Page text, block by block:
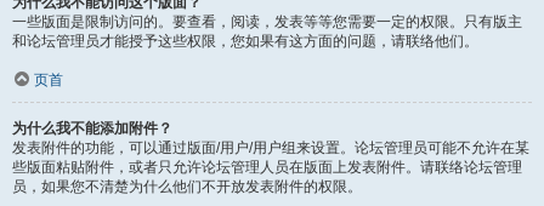
一些版面是限制访问的。要查看，阅读，发表等等您需要一定的权限。只有版主
和论坛管理员才能授予这些权限，您如果有这方面的问题，请联络他们。
页首
为什么我不能添加附件？
发表附件的功能，可以通过版面/用户/用户组来设置。论坛管理员可能不允许在某
些版面粘贴附件，或者只允许论坛管理人员在版面上发表附件。请联络论坛管理
员，如果您不清楚为什么他们不开放发表附件的权限。